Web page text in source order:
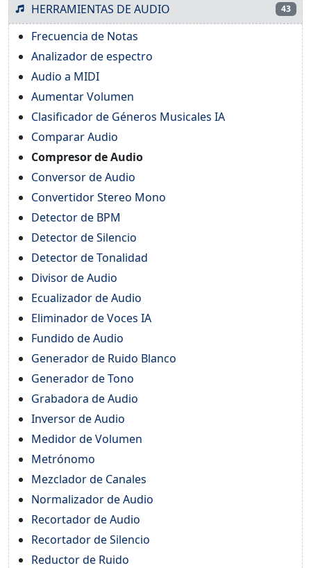
HERRAMIENTAS DE AUDIO 43
Frecuencia de Notas
Analizador de espectro
Audio a MIDI
Aumentar Volumen
Clasificador de Géneros Musicales IA
Comparar Audio
Compresor de Audio
Conversor de Audio
Convertidor Stereo Mono
Detector de BPM
Detector de Silencio
Detector de Tonalidad
Divisor de Audio
Ecualizador de Audio
Eliminador de Voces IA
Fundido de Audio
Generador de Ruido Blanco
Generador de Tono
Grabadora de Audio
Inversor de Audio
Medidor de Volumen
Metrónomo
Mezclador de Canales
Normalizador de Audio
Recortador de Audio
Recortador de Silencio
Reductor de Ruido